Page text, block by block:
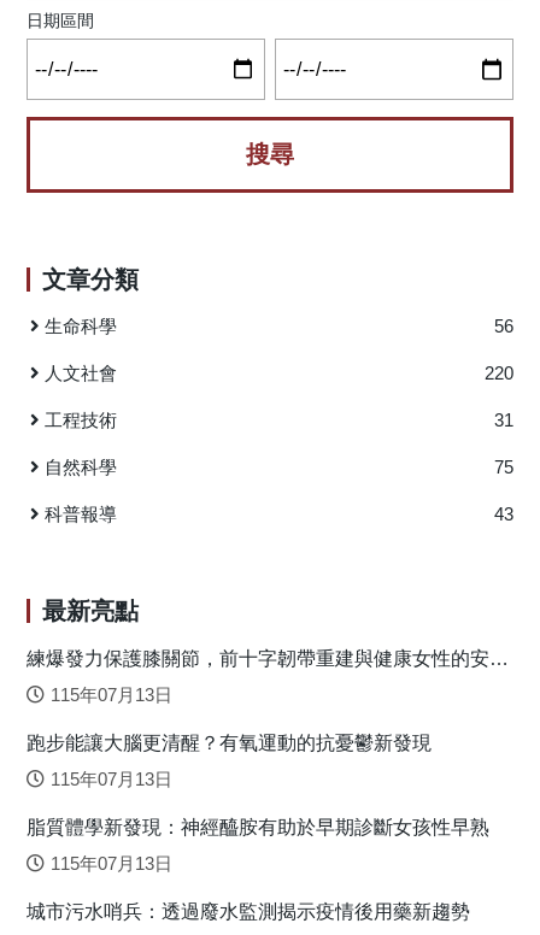
and Technique, 85(6), 2162–2180.
https://doi.org/10.1002/jemt.24074
蘇鐵族群得以藉由黑潮將不定芽傳播至幾千公里外的琉球群
的形態特徵也顯示重疊的種間變異範圍。因此結合遺傳以及
處理成琉球蘇鐵的同物異名。 蘇鐵以幾無分枝的樹幹還
有叢生樹幹頂端的大型羽狀複葉稱霸古今中外的園藝市場，
而在民俗資源上也是許多太平洋小島上原住民的澱粉來源。
revoluta）。這兩個物種則自成一個演化上的分支：東方蘇鐵
親緣關係上並不是單系群，但這些研究使用的都是少數的遺
傳標記，沒有辦法反映整個基因組層級的分化狀況。而且大
的遺傳變異。因此在本研究中，納入了基因組層級的遺傳資
料，並採樣了整個東方蘇鐵組的整體分布範圍（圖1），進一
步探討其族群遺傳學以及比較其形態特徵。 圖1：圓點代表
族群採樣位置，顏色代表遺傳上的主要分群。 族群遺傳
以北的遺傳距離和臺灣的族群比較相近。這樣的結果和小葉
形態上的相似程度的結果一致，也代表傳統上用來區分兩物
種的小葉反捲並不是一個好的特徵。研究團隊進一步探討兩
物種的演化歷史，結果顯示兩物種大約在14萬年前分化，並
至琉球蘇鐵。在約3.2萬年前發生瓶頸效應使族群縮小進而造
成基因交流都減少，但依然是向北的基因交流比較強。研究
分化程度 過去的生態研究發現，琉球蘇鐵的活種子無
法浮於海面上，因此不容易跨海傳播，應是藉由島內的齧齒
傳播或是風的近距離傳播。除此之外，另一個比較常被忽略
日期區間
文章分類
生命科學 56
人文社會 220
工程技術 31
自然科學 75
科普報導 43
最新亮點
練爆發力保護膝關節，前十字韌帶重建與健康女性的安全
落地關鍵
115年07月13日
跑步能讓大腦更清醒？有氧運動的抗憂鬱新發現
115年07月13日
脂質體學新發現：神經醯胺有助於早期診斷女孩性早熟
115年07月13日
城市污水哨兵：透過廢水監測揭示疫情後用藥新趨勢